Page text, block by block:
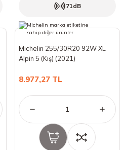
50 Lastikler
71dB
Michelin 255/30R20 92W XL
Alpin 5 (Kış) (2021)
8.977,27 TL